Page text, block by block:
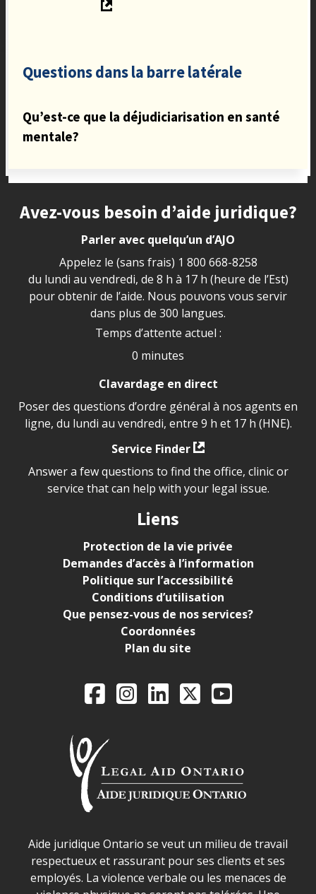
Questions dans la barre latérale
Qu’est-ce que la déjudiciarisation en santé
mentale?
Site footer
Avez-vous besoin d’aide juridique?
Parler avec quelqu’un d’AJO
Appelez le (sans frais) 1 800 668-8258
du lundi au vendredi, de 8 h à 17 h (heure de l’Est)
pour obtenir de l’aide. Nous pouvons vous servir
dans plus de 300 langues.
Temps d’attente actuel :
0 minutes
Clavardage en direct
Poser des questions d’ordre général à nos agents en
ligne, du lundi au vendredi, entre 9 h et 17 h (HNE).
Service Finder
Answer a few questions to find the office, clinic or
service that can help with your legal issue.
Liens
Protection de la vie privée
Demandes d’accès à l’information
Politique sur l’accessibilité
Conditions d’utilisation
Que pensez-vous de nos services?
Coordonnées
Plan du site
Legal Aid Ontario
FacebookInstagram
LinkedIn
X YouTube
Déclaration sur la sécurité dans les locaux d'AJO.
Aide juridique Ontario se veut un milieu de travail
respectueux et rassurant pour ses clients et ses
employés. La violence verbale ou les menaces de